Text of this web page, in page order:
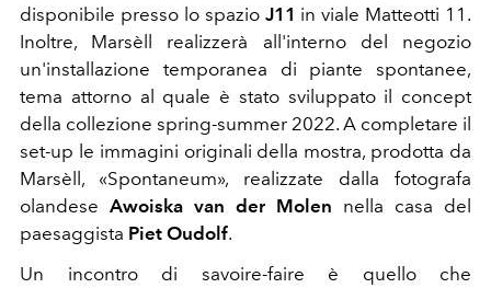
disponibile presso lo spazio J11 in viale Matteotti 11.
Inoltre, Marsèll realizzerà all'interno del negozio
un'installazione temporanea di piante spontanee,
tema attorno al quale è stato sviluppato il concept
della collezione spring-summer 2022. A completare il
set-up le immagini originali della mostra, prodotta da
Marsèll, «Spontaneum», realizzate dalla fotografa
olandese Awoiska van der Molen nella casa del
paesaggista Piet Oudolf.
Un incontro di savoire-faire è quello che